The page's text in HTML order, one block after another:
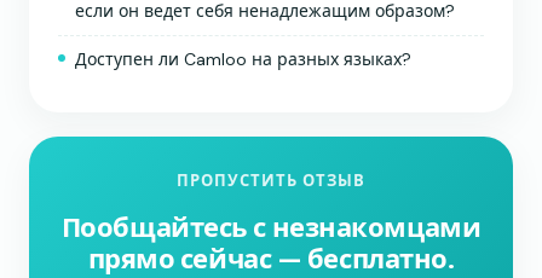
если он ведет себя ненадлежащим образом?
Доступен ли Camloo на разных языках?
ПРОПУСТИТЬ ОТЗЫВ
Пообщайтесь с незнакомцами
прямо сейчас — бесплатно.